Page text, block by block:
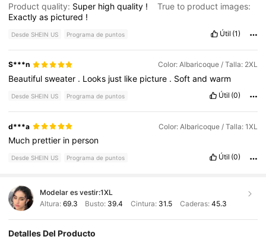
Product quality: Super highquality !
True to product images:
Exactlyas pictured !
Desde SHEIN US Programa de puntos Útil (1)
S***n Color: Albaricoque / Talla: 2XL
Beautifulsweater . Looks just like picture . Softandwarm
Desde SHEIN US Programa de puntos Útil (0)
d***a Color: Albaricoque / Talla: 1XL
Much prettier in person
Desde SHEIN US Programa de puntos Útil (0)
Modelar es vestir:1XL
Altura: 69.3 Busto: 39.4 Cintura: 31.5 Caderas: 45.3
Detalles Del Producto